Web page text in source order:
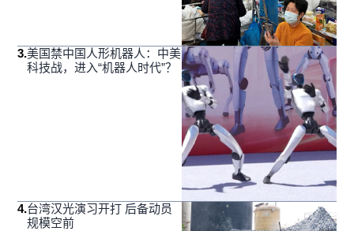
3.美国禁中国人形机器人：中美
科技战，进入“机器人时代”？
4.台湾汉光演习开打 后备动员
规模空前